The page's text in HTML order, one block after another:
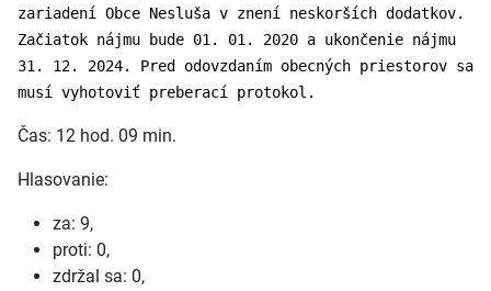
zariadení Obce Nesluša v znení neskorších dodatkov.
Začiatok nájmu bude 01. 01. 2020 a ukončenie nájmu
31. 12. 2024. Pred odovzdaním obecných priestorov sa
musí vyhotoviť preberací protokol.
Čas: 12 hod. 09 min.
Hlasovanie:
za: 9,
proti: 0,
zdržal sa: 0,